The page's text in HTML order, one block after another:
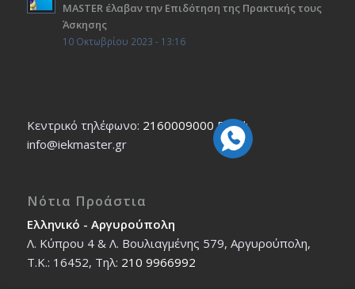
ΜΑSTER έλαβαν την Επιδότηση της Πρακτικής τους
Άσκησης
10 Οκτωβρίου 2023 - 13:16
Κεντρικό τηλέφωνο: 2160009000Εmail:
info@iekmaster.gr
Νότια Προάστια
Ελληνικό - Αργυρούπολη
Λ. Κύπρου 4 & Λ. Βουλιαγμένης 579, Αργυρούπολη,
T.K.: 16452, Τηλ: 210 9966992